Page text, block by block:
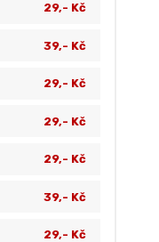
29,- Kč
39,- Kč
29,- Kč
29,- Kč
29,- Kč
39,- Kč
29,- Kč